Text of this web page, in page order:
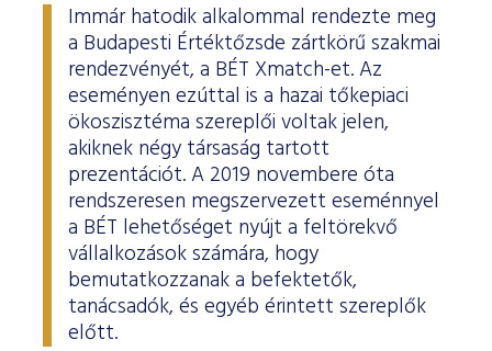
Immár hatodik alkalommal rendezte meg
a Budapesti Értéktőzsde zártkörű szakmai
rendezvényét, a BÉT Xmatch-et. Az
eseményen ezúttal is a hazai tőkepiaci
ökoszisztéma szereplői voltak jelen,
akiknek négy társaság tartott
prezentációt. A 2019 novembere óta
rendszeresen megszervezett eseménnyel
a BÉT lehetőséget nyújt a feltörekvő
vállalkozások számára, hogy
bemutatkozzanak a befektetők,
tanácsadók, és egyéb érintett szereplők
előtt.